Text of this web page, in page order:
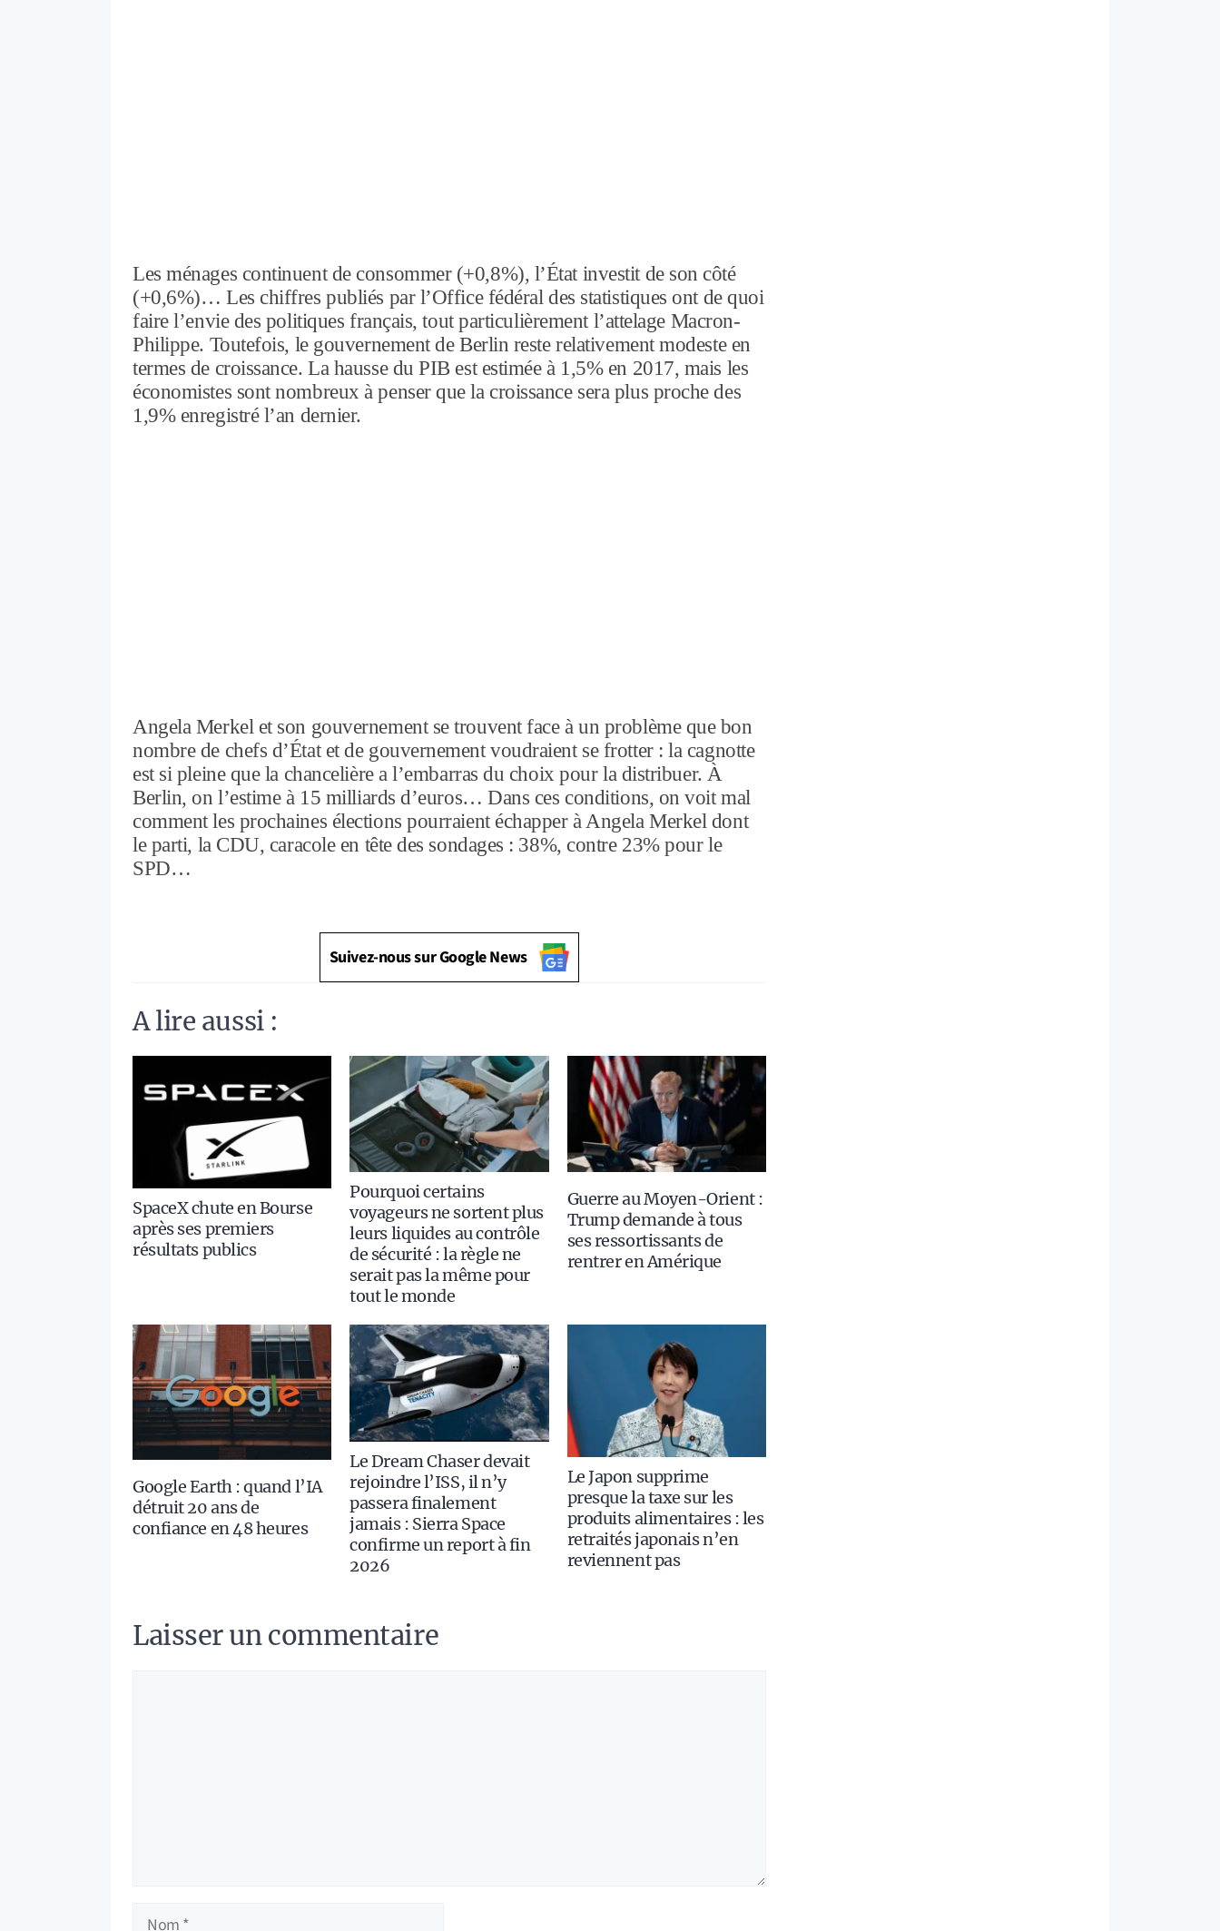
Les ménages continuent de consommer (+0,8%), l’État investit de son côté
(+0,6%)… Les chiffres publiés par l’Office fédéral des statistiques ont de quoi
faire l’envie des politiques français, tout particulièrement l’attelage Macron-
Philippe. Toutefois, le gouvernement de Berlin reste relativement modeste en
termes de croissance. La hausse du PIB est estimée à 1,5% en 2017, mais les
économistes sont nombreux à penser que la croissance sera plus proche des
1,9% enregistré l’an dernier.
Angela Merkel et son gouvernement se trouvent face à un problème que bon
nombre de chefs d’État et de gouvernement voudraient se frotter : la cagnotte
est si pleine que la chancelière a l’embarras du choix pour la distribuer. À
Berlin, on l’estime à 15 milliards d’euros… Dans ces conditions, on voit mal
comment les prochaines élections pourraient échapper à Angela Merkel dont
le parti, la CDU, caracole en tête des sondages : 38%, contre 23% pour le
SPD…
Suivez-nous sur Google News
A lire aussi :
SpaceX chute en Bourse
après ses premiers
résultats publics
Pourquoi certains
voyageurs ne sortent plus
leurs liquides au contrôle
de sécurité : la règle ne
serait pas la même pour
tout le monde
Guerre au Moyen-Orient :
Trump demande à tous
ses ressortissants de
rentrer en Amérique
Google Earth : quand l’IA
détruit 20 ans de
confiance en 48 heures
Le Dream Chaser devait
rejoindre l’ISS, il n’y
passera finalement
jamais : Sierra Space
confirme un report à fin
2026
Le Japon supprime
presque la taxe sur les
produits alimentaires : les
retraités japonais n’en
reviennent pas
Laisser un commentaire
Nom